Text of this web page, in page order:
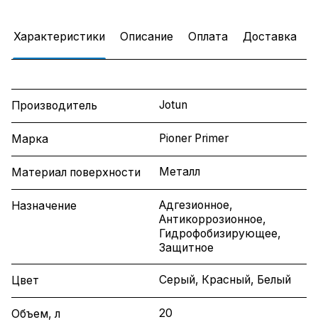
Характеристики Описание Оплата Доставка
Производитель Jotun
Марка Pioner Primer
Материал поверхности Металл
Назначение
Адгезионное,
Антикоррозионное,
Гидрофобизирующее,
Защитное
Цвет Серый, Красный, Белый
Объем, л 20